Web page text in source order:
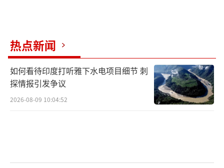
热点新闻
如何看待印度打听雅下水电项目细节 刺
探情报引发争议
2026-08-09 10:04:52